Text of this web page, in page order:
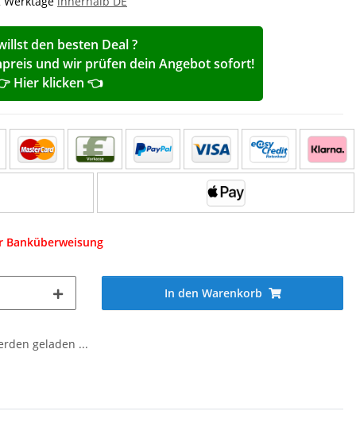
den besten Deal ?
und wir prüfen dein Angebot sofort!
Hier klicken 👈
Banküberweisung
In den Warenkorb
geladen ...